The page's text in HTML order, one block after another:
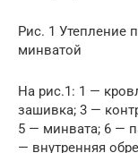
Рис. 1 Утепление
минватой
На рис.1: 1 —
зашивка; 3 —
5 — минвата; 6 —
— внутренняя